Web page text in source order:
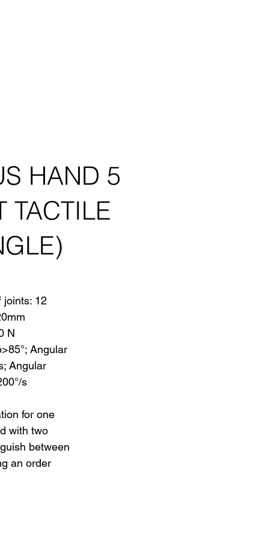
HAND 5
TACTILE
joints: 12
N
Angular
Angular
s
for one
with two
between
an order